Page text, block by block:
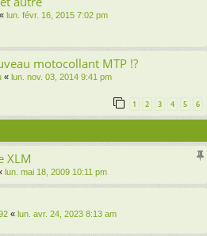
« lun. févr. 16, 2015 7:02 pm
motocollant MTP !?
« lun. nov. 03, 2014 9:41 pm
1 2 3 4 5 6
XLM
lun. mai 18, 2009 10:11 pm
« lun. avr. 24, 2023 8:13 am